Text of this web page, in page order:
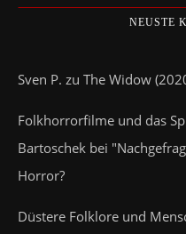
NEUSTE
Sven P. zu The Widow
Folkhorrorfilme und das
Bartoschek bei
Horror?
Düstere Folklore und